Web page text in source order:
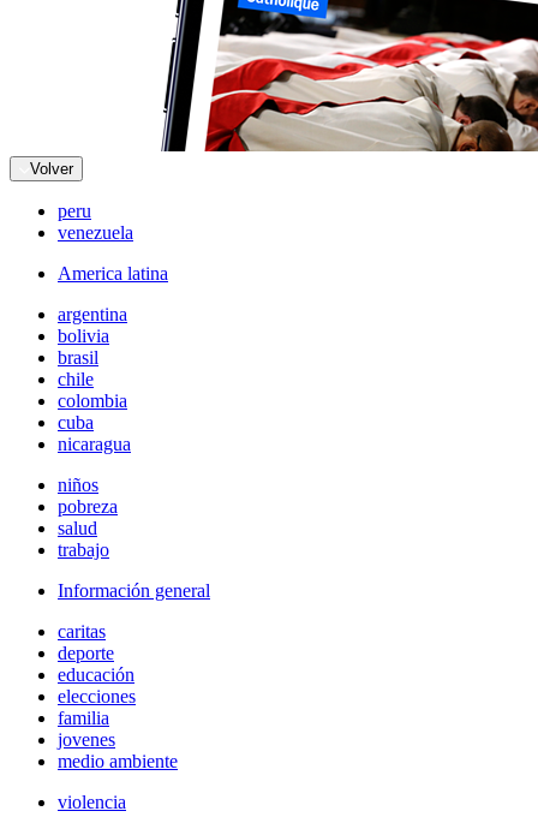
Volver
peru
venezuela
America latina
argentina
bolivia
brasil
chile
colombia
cuba
nicaragua
niños
pobreza
salud
trabajo
Información general
caritas
deporte
educación
elecciones
familia
jovenes
medio ambiente
violencia